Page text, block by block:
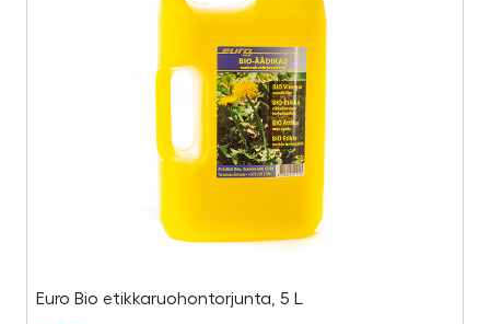
Euro Bio etikkaruohontorjunta, 5 L